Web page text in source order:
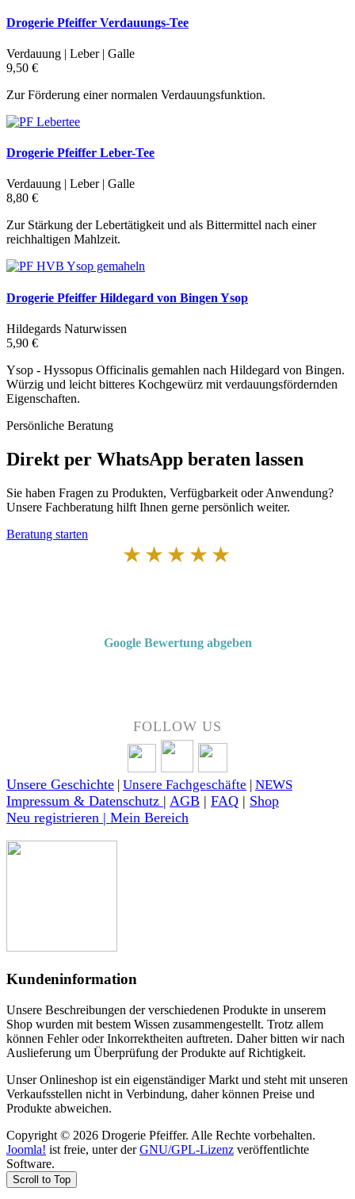
Drogerie Pfeiffer Verdauungs-Tee
Verdauung | Leber | Galle
9,50 €
Zur Förderung einer normalen Verdauungsfunktion.
Drogerie Pfeiffer Leber-Tee
Verdauung | Leber | Galle
8,80 €
Zur Stärkung der Lebertätigkeit und als Bittermittel nach einer
reichhaltigen Mahlzeit.
Drogerie Pfeiffer Hildegard von Bingen Ysop
Hildegards Naturwissen
5,90 €
Ysop - Hyssopus Officinalis gemahlen nach Hildegard von Bingen.
Würzig und leicht bitteres Kochgewürz mit verdauungsfördernden
Eigenschaften.
Persönliche Beratung
Direkt per WhatsApp beraten lassen
Sie haben Fragen zu Produkten, Verfügbarkeit oder Anwendung?
Unsere Fachberatung hilft Ihnen gerne persönlich weiter.
Beratung starten
★★★★★
Google Bewertung abgeben
FOLLOW US
Unsere Geschichte | Unsere Fachgeschäfte | NEWS
Impressum & Datenschutz | AGB | FAQ | Shop
Neu registrieren | Mein Bereich
Kundeninformation
Unsere Beschreibungen der verschiedenen Produkte in unserem
Shop wurden mit bestem Wissen zusammengestellt. Trotz allem
können Fehler oder Inkorrektheiten auftreten. Daher bitten wir nach
Auslieferung um Überprüfung der Produkte auf Richtigkeit.
Unser Onlineshop ist ein eigenständiger Markt und steht mit unseren
Verkaufsstellen nicht in Verbindung, daher können Preise und
Produkte abweichen.
Copyright © 2026 Drogerie Pfeiffer. Alle Rechte vorbehalten.
Joomla! ist freie, unter derGNU/GPL-Lizenz veröffentlichte
Software.
Scroll to Top